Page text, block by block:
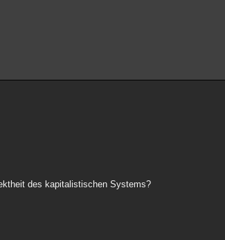
des kapitalistischen Systems?